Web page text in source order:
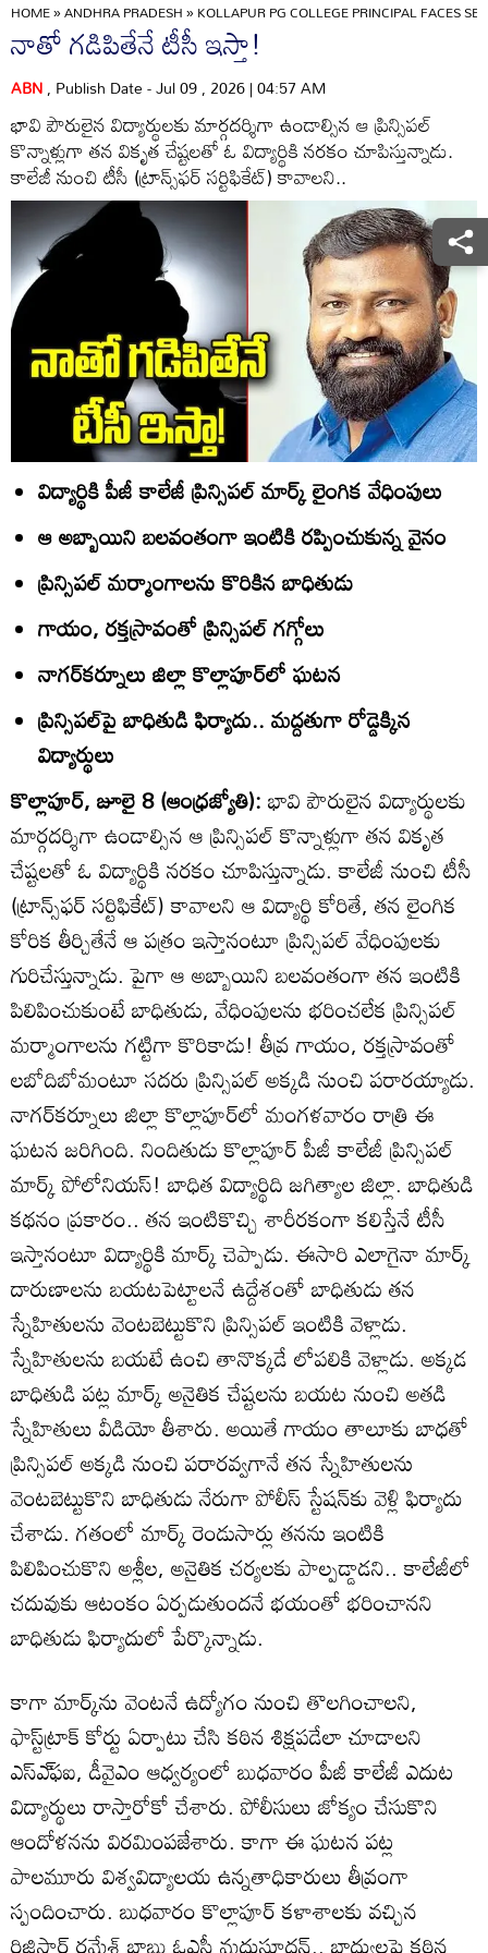
HOME»ANDHRA PRADESH»KOLLAPUR PG COLLEGE PRINCIPAL FACES
నాతో గడిపితేనే టీసీ ఇస్తా!
ABN, Publish Date - Jul 09 , 2026 | 04:57 AM
భావి పౌరులైన విద్యార్థులకు మార్గదర్శిగా ఉండాల్సిన ఆ ప్రిన్సిపల్‌
కొన్నాళ్లుగా తన వికృత చేష్టలతో ఓ విద్యార్థికి నరకం చూపిస్తున్నాడు.
కాలేజీ నుంచి టీసీ (ట్రాన్స్‌ఫర్‌ సర్టిఫికేట్‌) కావాలని..
విద్యార్థికి పీజీ కాలేజీ ప్రిన్సిపల్‌ మార్క్‌ లైంగిక వేధింపులు
ఆ అబ్బాయిని బలవంతంగా ఇంటికి రప్పించుకున్న వైనం
ప్రిన్సిపల్‌ మర్మాంగాలను కొరికిన బాధితుడు
గాయం, రక్తస్రావంతో ప్రిన్సిపల్‌ గగ్గోలు
నాగర్‌కర్నూలు జిల్లా కొల్లాపూర్‌లో ఘటన
ప్రిన్సిపల్‌పై బాధితుడి ఫిర్యాదు.. మద్దతుగా రోడ్డెక్కిన
విద్యార్థులు
కొల్లాపూర్‌, జూలై 8 (ఆంధ్రజ్యోతి):భావి పౌరులైన విద్యార్థులకు
మార్గదర్శిగా ఉండాల్సిన ఆ ప్రిన్సిపల్‌ కొన్నాళ్లుగా తన వికృత
చేష్టలతో ఓ విద్యార్థికి నరకం చూపిస్తున్నాడు. కాలేజీ నుంచి టీసీ
(ట్రాన్స్‌ఫర్‌ సర్టిఫికేట్‌) కావాలని ఆ విద్యార్థి కోరితే, తన లైంగిక
కోరిక తీర్చితేనే ఆ పత్రం ఇస్తానంటూ ప్రిన్సిపల్‌ వేధింపులకు
గురిచేస్తున్నాడు. పైగా ఆ అబ్బాయిని బలవంతంగా తన ఇంటికి
పిలిపించుకుంటే బాధితుడు, వేధింపులను భరించలేక ప్రిన్సిపల్‌
మర్మాంగాలను గట్టిగా కొరికాడు! తీవ్ర గాయం, రక్తస్రావంతో
లబోదిబోమంటూ సదరు ప్రిన్సిపల్‌ అక్కడి నుంచి పరారయ్యాడు.
నాగర్‌కర్నూలు జిల్లా కొల్లాపూర్‌లో మంగళవారం రాత్రి ఈ
ఘటన జరిగింది. నిందితుడు కొల్లాపూర్‌ పీజీ కాలేజీ ప్రిన్సిపల్‌
మార్క్‌ పోలోనియస్‌! బాధిత విద్యార్థిది జగిత్యాల జిల్లా. బాధితుడి
కథనం ప్రకారం.. తన ఇంటికొచ్చి శారీరకంగా కలిస్తేనే టీసీ
ఇస్తానంటూ విద్యార్థికి మార్క్‌ చెప్పాడు. ఈసారి ఎలాగైనా మార్క్‌
దారుణాలను బయటపెట్టాలనే ఉద్దేశంతో బాధితుడు తన
స్నేహితులను వెంటబెట్టుకొని ప్రిన్సిపల్‌ ఇంటికి వెళ్లాడు.
స్నేహితులను బయటే ఉంచి తానొక్కడే లోపలికి వెళ్లాడు. అక్కడ
బాధితుడి పట్ల మార్క్‌ అనైతిక చేష్టలను బయట నుంచి అతడి
స్నేహితులు వీడియో తీశారు. అయితే గాయం తాలూకు బాధతో
ప్రిన్సిపల్‌ అక్కడి నుంచి పరారవ్వగానే తన స్నేహితులను
వెంటబెట్టుకొని బాధితుడు నేరుగా పోలీస్‌ స్టేషన్‌కు వెళ్లి ఫిర్యాదు
చేశాడు. గతంలో మార్క్‌ రెండుసార్లు తనను ఇంటికి
పిలిపించుకొని అశ్లీల, అనైతిక చర్యలకు పాల్పడ్డాడని.. కాలేజీలో
చదువుకు ఆటంకం ఏర్పడుతుందనే భయంతో భరించానని
బాధితుడు ఫిర్యాదులో పేర్కొన్నాడు.
కాగా మార్క్‌ను వెంటనే ఉద్యోగం నుంచి తొలగించాలని,
ఫాస్ట్‌ట్రాక్‌ కోర్టు ఏర్పాటు చేసి కఠిన శిక్షపడేలా చూడాలని
ఎస్‌ఎ్‌ఫఐ, డీవైఎం ఆధ్వర్యంలో బుధవారం పీజీ కాలేజీ ఎదుట
విద్యార్థులు రాస్తారోకో చేశారు. పోలీసులు జోక్యం చేసుకొని
ఆందోళనను విరమింపజేశారు. కాగా ఈ ఘటన పట్ల
పాలమూరు విశ్వవిద్యాలయ ఉన్నతాధికారులు తీవ్రంగా
స్పందించారు. బుధవారం కొల్లాపూర్‌ కళాశాలకు వచ్చిన